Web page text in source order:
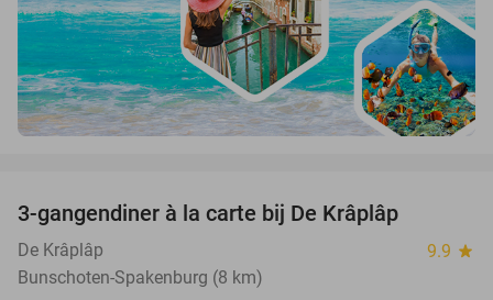
3-gangendiner à la carte bij De Krâplâp
De Krâplâp 9.9 star
Bunschoten-Spakenburg (8 km)